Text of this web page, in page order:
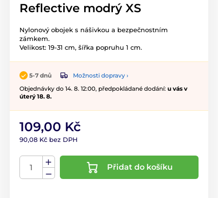
Reflective modrý XS
Nylonový obojek s nášivkou a bezpečnostním
zámkem.
Velikost: 19-31 cm, šířka popruhu 1 cm.
5-7 dnů
Možnosti dopravy ›
Objednávky do 14. 8. 12:00, předpokládané dodání: u vás v
úterý 18. 8.
109,00 Kč
90,08 Kč bez DPH
Přidat do košíku